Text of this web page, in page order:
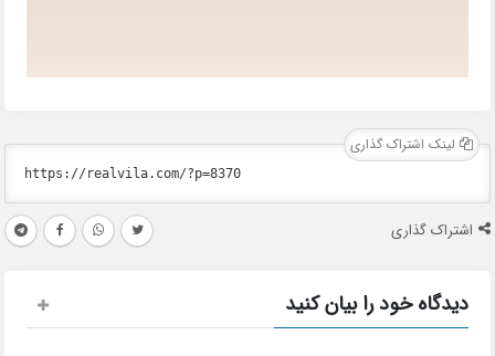
لینک اشتراک گذاری
اشتراک گذاری
دیدگاه خود را بیان کنید